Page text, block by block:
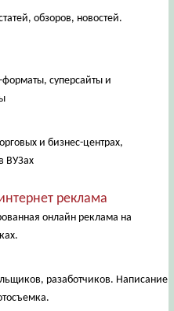
обзоров, новостей.
суперсайты и
и бизнес-центрах,
ВУЗах
реклама
онлайн реклама на
разаботчиков. Написание